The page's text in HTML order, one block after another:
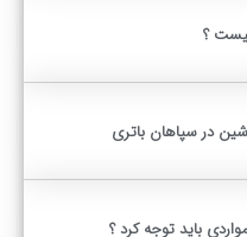
در سپاهان باتری
باید توجه کرد ؟